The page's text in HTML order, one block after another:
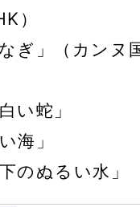
）
ぎ」（カンヌ
い蛇」
海」
下のぬるい水